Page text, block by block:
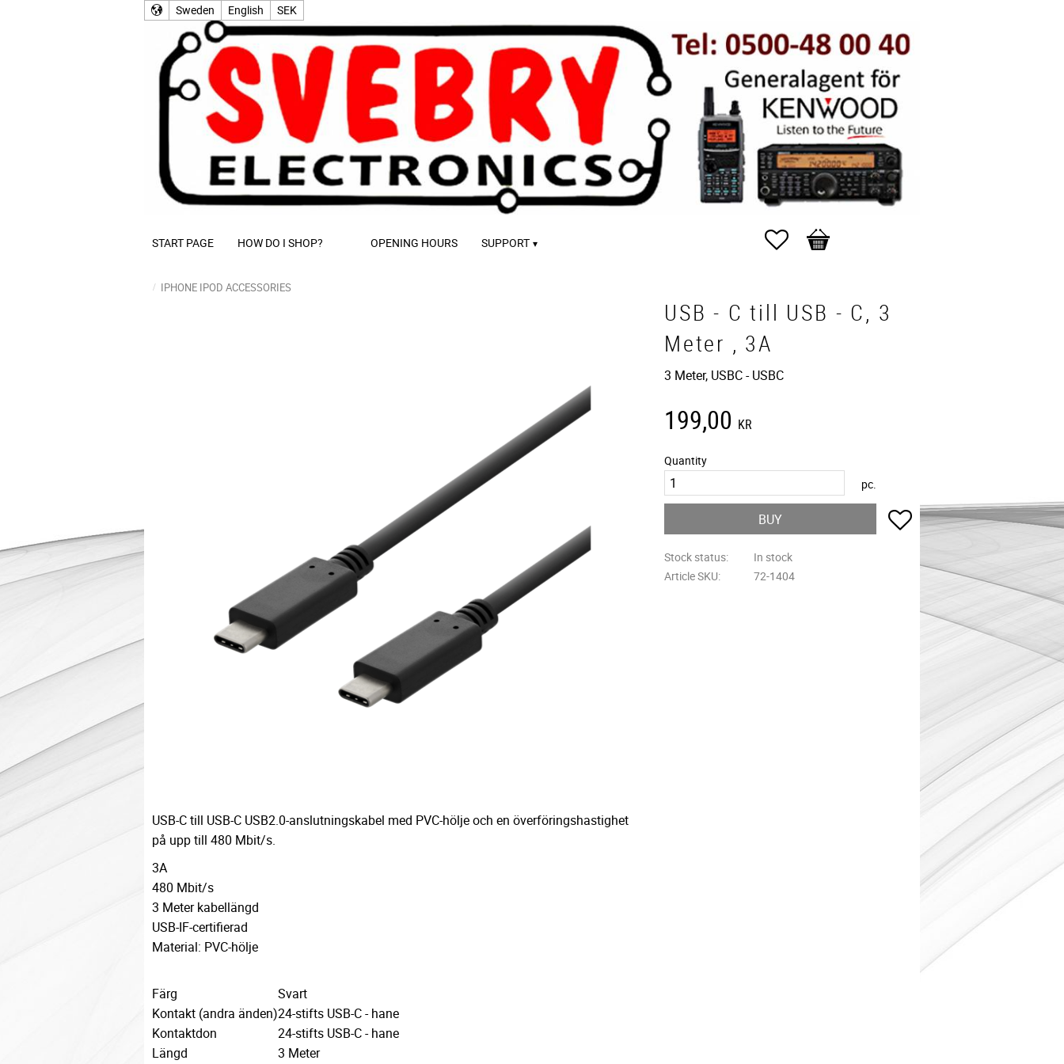
Sweden English SEK
START PAGE HOW DO I SHOP? OPENING HOURS SUPPORT Favorites
Basket
IPHONE IPOD ACCESSORIES
USB - C till USB - C, 3
Meter , 3A
3 Meter, USBC - USBC
199,00 KR
Quantity
pc.
BUY Add to favorites
Stock status
In stock
Article SKU
72-1404
USB-C till USB-C USB2.0-anslutningskabel med PVC-hölje och en överföringshastighet
på upp till 480 Mbit/s.
3A
480 Mbit/s
3 Meter kabellängd
USB-IF-certifierad
Material: PVC-hölje
Färg
Svart
Kontakt (andra änden)24-stifts USB-C - hane
Kontaktdon
24-stifts USB-C - hane
Längd
3 Meter